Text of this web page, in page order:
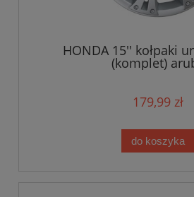
HONDA 15'' kołpaki
(komplet)
179,99 zł
do koszyka